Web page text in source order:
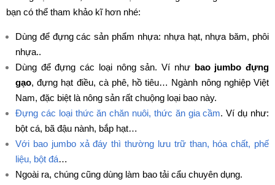
bạn có thể tham khảo kĩ hơn nhé:
Dùng để đựng các sản phẩm nhựa: nhựa hạt, nhựa băm, phôi
nhựa..
Dùng để đựng các loại nông sản. Ví như bao jumbo đựng
gạo, đựng hạt điều, cà phê, hồ tiêu… Ngành nông nghiệp Việt
Nam, đặc biệt là nông sản rất chuộng loại bao này.
Đựng các loại thức ăn chăn nuôi, thức ăn gia cầm. Ví dụ như:
bột cá, bã đậu nành, bắp hạt…
Với bao jumbo xả đáy thì thường lưu trữ than, hóa chất, phế
liệu, bột đá…
Ngoài ra, chúng cũng dùng làm bao tải cẩu chuyên dụng.